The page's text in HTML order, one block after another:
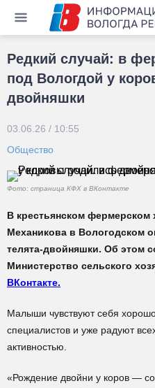
Редкий случай: в
под Вологдой у
двойняшки
03.06.26 / 10:55
Общество
Фото: страница КФХ в ВКонтакте
В крестьянском фермерском
Механикова в Вологодском
телята-двойняшки. Об этом
Министерство сельского
ВКонтакте.
Малыши чувствуют себя
специалистов и уже радуют
активностью.
«Рождение двойни у коров —